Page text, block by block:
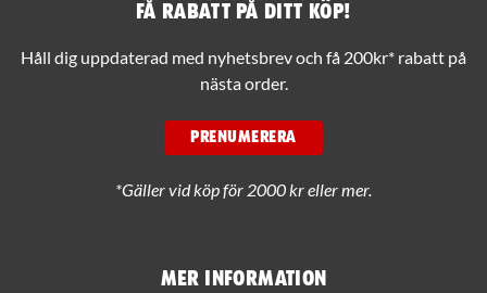
Mer information
Få rabatt på ditt köp!
Håll dig uppdaterad med nyhetsbrev och få 200kr* rabatt på
nästa order.
PRENUMERERA
*Gäller vid köp för 2000 kr eller mer.